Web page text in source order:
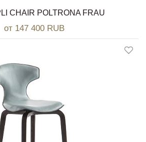
CHAIR POLTRONA FRAU
от 147 400 RUB